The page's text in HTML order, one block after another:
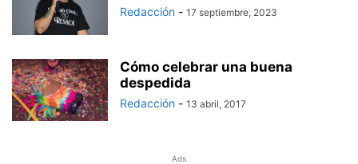
Redacción - 17 septiembre, 2023
Cómo celebrar una buena
despedida
Redacción - 13 abril, 2017
Ads